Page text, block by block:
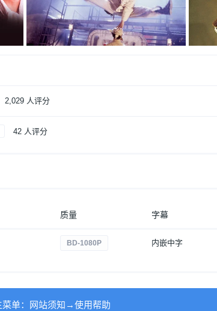
2,029 人评分
42 人评分
质量 字幕
BD-1080P 内嵌中字
菜单：网站须知→使用帮助